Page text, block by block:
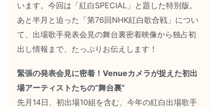
います。今回は「紅白SPECIAL」と題した特別版。
あと半月と迫った「第76回NHK紅白歌合戦」につい
て、出場歌手発表会見の舞台裏密着映像から独占初
出し情報まで、たっぷりお伝えします！
緊張の発表会見に密着！Venueカメラが捉えた初出
場アーティストたちの“舞台裏”
先月14日、初出場10組を含む、今年の紅白出場歌手